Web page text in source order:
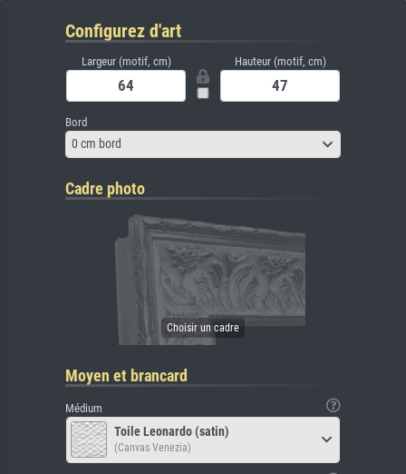
Configurez d'art
Largeur (motif, cm) Hauteur (motif, cm)
Bord
0 cm bord
Cadre photo
Moyen et brancard
Médium
Toile Leonardo (satin)
(Canvas Venezia)